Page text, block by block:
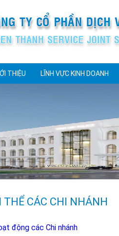
THIỆU LĨNH VỰC KINH DOANH
THỂ CÁC CHI NHÁNH
động các Chi nhánh